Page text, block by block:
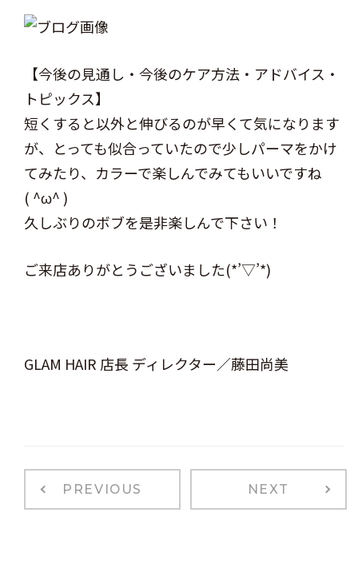
【今後の見通し・今後のケア方法・アドバイス・
トピックス】
短くすると以外と伸びるのが早くて気になります
が、とっても似合っていたので少しパーマをかけ
てみたり、カラーで楽しんでみてもいいですね
( ^ω^ )
久しぶりのボブを是非楽しんで下さい！
ご来店ありがとうございました(*’▽’*)
GLAM HAIR 店長 ディレクター／藤田尚美
PREVIOUS NEXT